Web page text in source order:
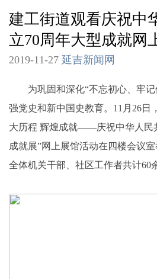
建工街道观看庆祝中
立70周年大型成就网
2019-11-27 延吉新闻网
为巩固和深化“不忘初心、牢记
强党史和新中国史教育。11月26日
大历程 辉煌成就——庆祝中华人民
成就展”网上展馆活动在四楼会议室
全体机关干部、社区工作者共计60